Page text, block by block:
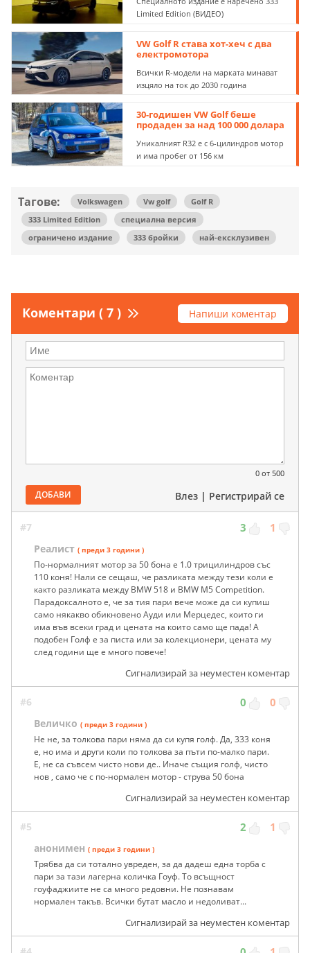
Limited Edition (ВИДЕО)
VW Golf R става хот-хеч с два
електромотора
Всички R-модели на марката минават
изцяло на ток до 2030 година
30-годишен VW Golf беше
продаден за над 100 000 долара
Уникалният R32 е с 6-цилиндров мотор
и има пробег от 156 км
Тагове: Volkswagen Vw golf
Golf R
333 Limited Edition
специална версия
ограничено издание
333 бройки най-ексклузивен
Коментари ( 7 ) Напиши коментар
0 от 500
ДОБАВИ Влез | Регистрирай се
#7 3 1
Реалист ( преди 3 години )
По-нормалният мотор за 50 бона е 1.0 трицилиндров със
110 коня! Нали се сещаш, че разликата между тези коли е
както разликата между BMW 518 и BMW М5 Competition.
Парадоксалното е, че за тия пари вече може да си купиш
само някакво обикновено Ауди или Мерцедес, които ги
има във всеки град и цената на които само ще пада! А
подобен Голф е за писта или за колекционери, цената му
след години ще е много повече!
Сигнализирай за неуместен коментар
#6 0 0
Величко ( преди 3 години )
Не не, за толкова пари няма да си купя голф. Да, 333 коня
е, но има и други коли по толкова за пъти по-малко пари.
Е, не са съвсем чисто нови де.. Иначе същия голф, чисто
нов , само че с по-нормален мотор - струва 50 бона
Сигнализирай за неуместен коментар
#5 2 1
анонимен ( преди 3 години )
Трябва да си тотално увреден, за да дадеш една торба с
пари за тази лагерна количка Гоуф. То всъщност
гоуфаджиите не са много редовни. Не познавам
нормален такъв. Всички бутат масло и недоливат...
Сигнализирай за неуместен коментар